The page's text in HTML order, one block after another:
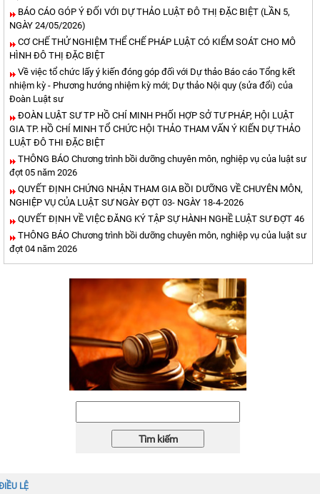
BÁO CÁO GÓP Ý ĐỐI VỚI DỰ THẢO LUẬT ĐÔ THỊ ĐẶC BIỆT (LẦN 5,
NGÀY 24/05/2026)
CƠ CHẾ THỬ NGHIỆM THỂ CHẾ PHÁP LUẬT CÓ KIỂM SOÁT CHO MÔ
HÌNH ĐÔ THỊ ĐẶC BIỆT
Về việc tổ chức lấy ý kiến đóng góp đối với Dự thảo Báo cáo Tổng kết
nhiệm kỳ - Phương hướng nhiệm kỳ mới; Dự thảo Nội quy (sửa đổi) của
Đoàn Luật sư
ĐOÀN LUẬT SƯ TP HỒ CHÍ MINH PHỐI HỢP SỞ TƯ PHÁP, HỘI LUẬT
GIA TP. HỒ CHÍ MINH TỔ CHỨC HỘI THẢO THAM VẤN Ý KIẾN DỰ THẢO
LUẬT ĐÔ THI ĐẶC BIỆT
THÔNG BÁO Chương trình bồi dưỡng chuyên môn, nghiệp vụ của luật sư
đợt 05 năm 2026
QUYẾT ĐỊNH CHỨNG NHẬN THAM GIA BỒI DƯỠNG VỀ CHUYÊN MÔN,
NGHIỆP VỤ CỦA LUẬT SƯ NGÀY ĐỢT 03- NGÀY 18-4-2026
QUYẾT ĐỊNH VỀ VIỆC ĐĂNG KÝ TẬP SỰ HÀNH NGHỀ LUẬT SƯ ĐỢT 46
THÔNG BÁO Chương trình bồi dưỡng chuyên môn, nghiệp vụ của luật sư
đợt 04 năm 2026
LỆ